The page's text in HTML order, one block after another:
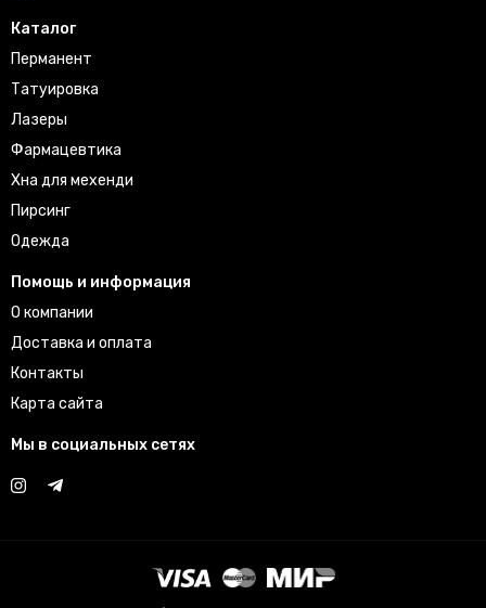
Каталог
Перманент
Татуировка
Лазеры
Фармацевтика
Хна для мехенди
Пирсинг
Одежда
Помощь и информация
О компании
Доставка и оплата
Контакты
Карта сайта
Мы в социальных сетях